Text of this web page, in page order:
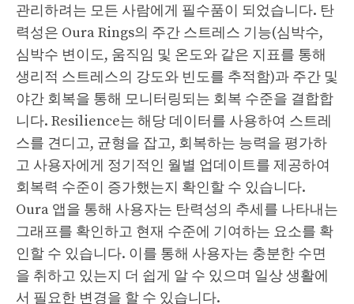
관리하려는 모든 사람에게 필수품이 되었습니다. 탄
력성은 Oura Rings의 주간 스트레스 기능(심박수,
심박수 변이도, 움직임 및 온도와 같은 지표를 통해
생리적 스트레스의 강도와 빈도를 추적함)과 주간 및
야간 회복을 통해 모니터링되는 회복 수준을 결합합
니다. Resilience는 해당 데이터를 사용하여 스트레
스를 견디고, 균형을 잡고, 회복하는 능력을 평가하
고 사용자에게 정기적인 월별 업데이트를 제공하여
회복력 수준이 증가했는지 확인할 수 있습니다.
Oura 앱을 통해 사용자는 탄력성의 추세를 나타내는
그래프를 확인하고 현재 수준에 기여하는 요소를 확
인할 수 있습니다. 이를 통해 사용자는 충분한 수면
을 취하고 있는지 더 쉽게 알 수 있으며 일상 생활에
서 필요한 변경을 할 수 있습니다.